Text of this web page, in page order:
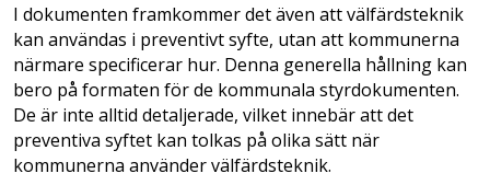
I dokumenten framkommer det även att välfärdsteknik
kan användas i preventivt syfte, utan att kommunerna
närmare specificerar hur. Denna generella hållning kan
bero på formaten för de kommunala styrdokumenten.
De är inte alltid detaljerade, vilket innebär att det
preventiva syftet kan tolkas på olika sätt när
kommunerna använder välfärdsteknik.